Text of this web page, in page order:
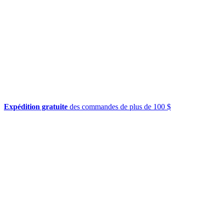
Expédition gratuite des commandes de plus de 100 $